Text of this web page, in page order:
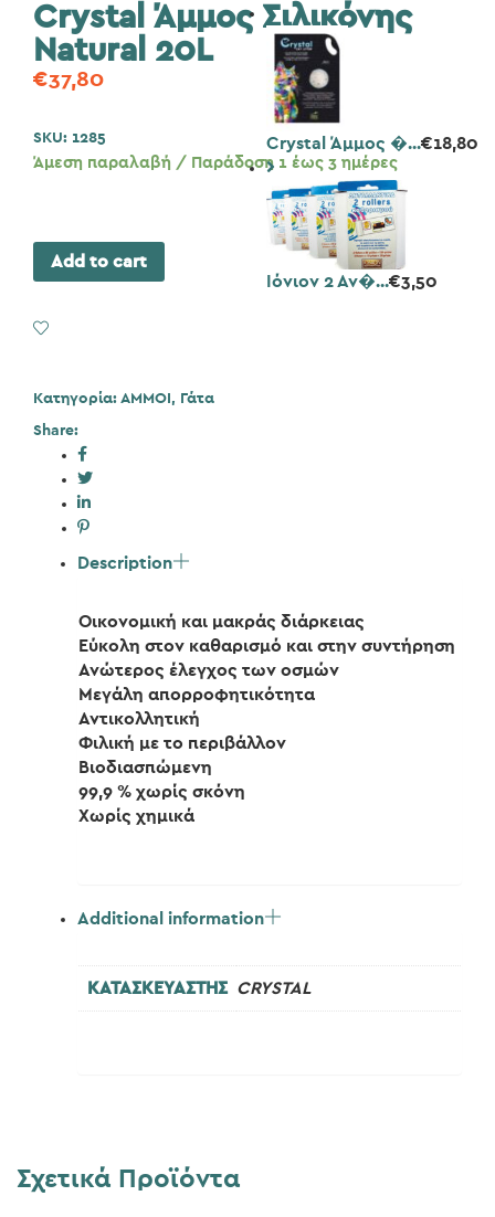
Crystal Άμμος �...€18,80
Ιόνιον 2 Αν�...€3,50
Crystal Άμμος Σιλικόνης
Natural 20L
€37,80
SKU: 1285
Άμεση παραλαβή / Παράδοση 1 έως 3 ημέρες
Add to cart
Κατηγορία: ΑΜΜΟΙ , Γάτα
Share:
Description
Οικονομική και μακράς διάρκειας
Εύκολη στον καθαρισμό και στην συντήρηση
Ανώτερος έλεγχος των οσμών
Μεγάλη απορροφητικότητα
Αντικολλητική
Φιλική με το περιβάλλον
Βιοδιασπώμενη
99,9 % χωρίς σκόνη
Χωρίς χημικά
Additional information
ΚΑΤΑΣΚΕΥΑΣΤΗΣ CRYSTAL
Σχετικά Προϊόντα